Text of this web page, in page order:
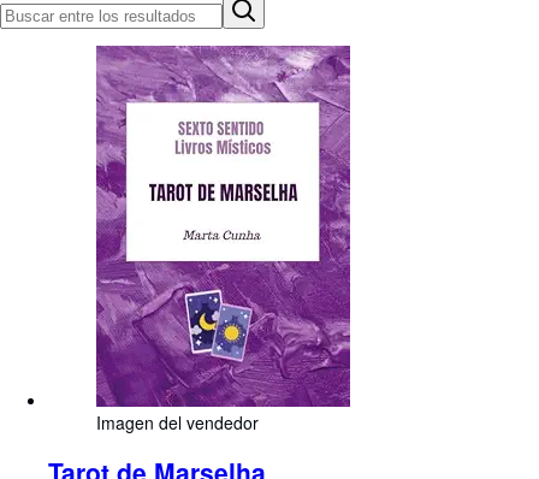
Ayuda
CERRAR
Imagen del vendedor
Tarot de Marselha